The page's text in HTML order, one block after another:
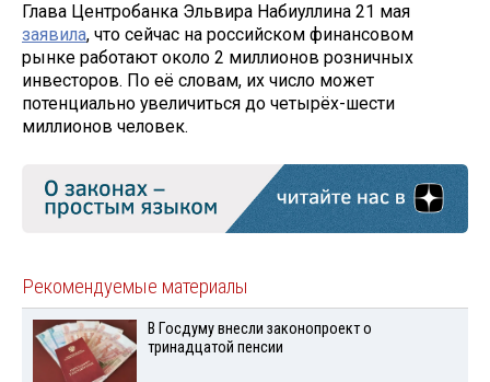
Глава Центробанка Эльвира Набиуллина 21 мая
заявила, что сейчас на российском финансовом
рынке работают около 2 миллионов розничных
инвесторов. По её словам, их число может
потенциально увеличиться до четырёх-шести
миллионов человек.
Рекомендуемые материалы
В Госдуму внесли законопроект о
тринадцатой пенсии